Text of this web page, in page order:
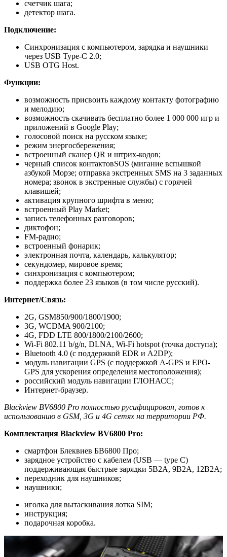
счетчик шага;
детектор шага.
Подключение:
Синхронизация с компьютером, зарядка и наушники
через USB Type-C 2.0;
USB OTG Host.
Функции:
возможность присвоить каждому контакту фотографию
и мелодию;
возможность скачивать бесплатно более 1 000 000 игр и
приложений в Google Play;
голосовой поиск на русском языке;
режим энергосбережения;
встроенный сканер QR и штрих-кодов;
черный список контактовSOS (мигание вспышкой
азбукой Морзе; отправка экстренных SMS на 3 заданных
номера; звонок в экстренные службы) с горячей
клавишей;
активация крупного шрифта в меню;
встроенный Play Market;
запись телефонных разговоров;
диктофон;
FM-радио;
встроенный фонарик;
электронная почта, календарь, калькулятор;
секундомер, мировое время;
синхронизация с компьютером;
поддержка более 23 языков (в том числе русский).
Интернет/Связь:
2G, GSM850/900/1800/1900;
3G, WCDMA 900/2100;
4G, FDD LTE 800/1800/2100/2600;
Wi-Fi 802.11 b/g/n, DLNA, Wi-Fi hotspot (точка доступа);
Bluetooth 4.0 (с поддержкой EDR и A2DP);
модуль навигации GPS (с поддержкой A-GPS и EPO-
GPS для ускорения определения местоположения);
российский модуль навигации ГЛОНАСС;
Интернет-браузер.
Blackview BV6800 Pro полностью русифицирован, готов к
использованию в GSM, 3G и 4G сетях на территории РФ.
Комплектация Blackview BV6800 Pro:
смартфон Блеквиев БВ6800 Про;
зарядное устройство с кабелем (USB — type C)
поддерживающая быстрые зарядки 5В2А, 9В2А, 12В2А;
переходник для наушников;
наушники;
иголка для вытаскивания лотка SIM;
инструкция;
подарочная коробка.